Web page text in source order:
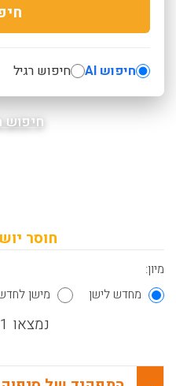
חיפוש AI חיפוש רגיל
חוסר
מיון:
מחדש לישן
מישן
נמצאו 1 פריטים